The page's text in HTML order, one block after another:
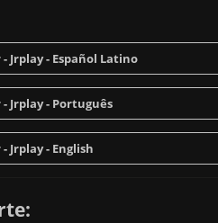
Jrplay - Español Latino
Jrplay - Português
Jrplay - English